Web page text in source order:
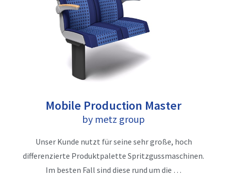
Mobile Production Master
by metz group
Unser Kunde nutzt für seine sehr große, hoch
differenzierte Produktpalette Spritzgussmaschinen.
Im besten Fall sind diese rund um die …